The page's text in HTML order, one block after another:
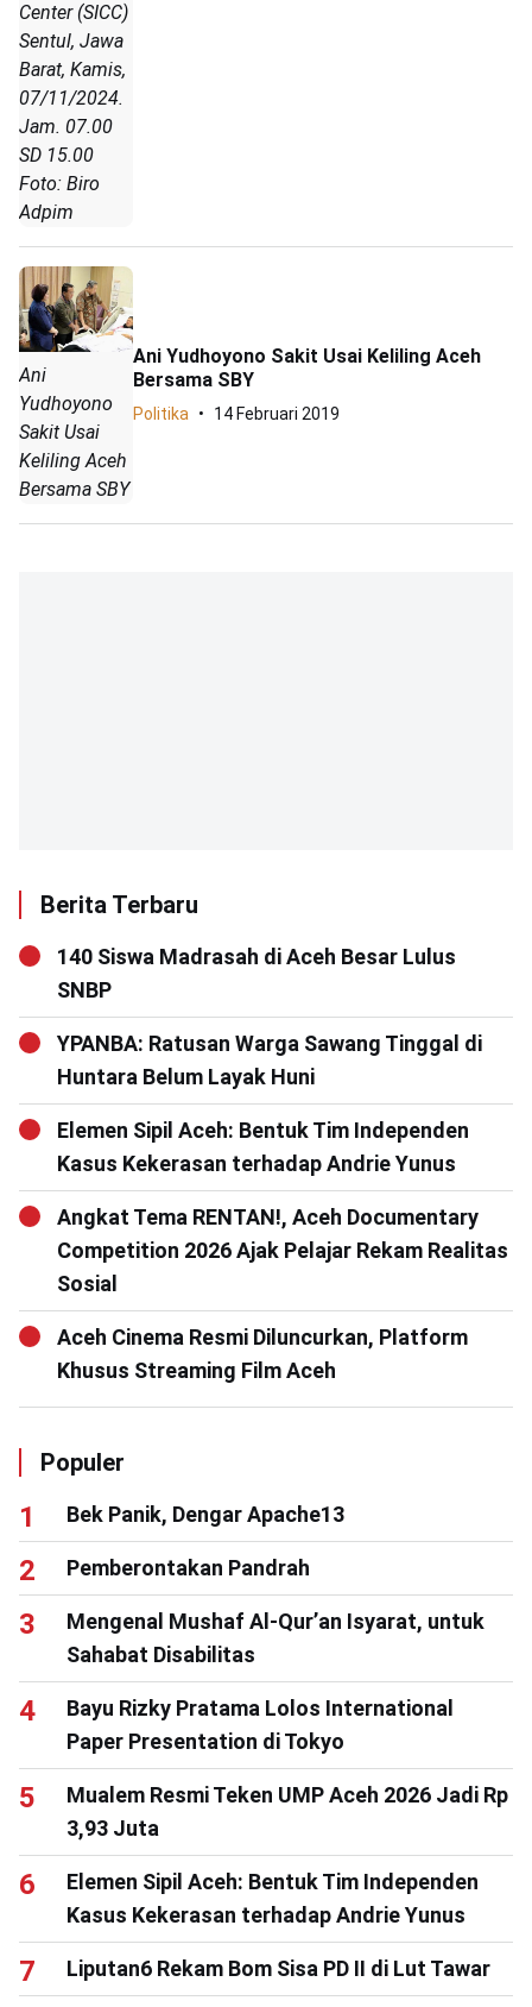
Center (SICC)
Sentul, Jawa
Barat, Kamis,
07/11/2024.
Jam. 07.00
SD 15.00
Foto: Biro
Adpim
Ani
Yudhoyono
Sakit Usai
Keliling Aceh
Bersama SBY
Ani Yudhoyono Sakit Usai Keliling Aceh
Bersama SBY
Politika 14 Februari 2019
Berita Terbaru
140 Siswa Madrasah di Aceh Besar Lulus
SNBP
YPANBA: Ratusan Warga Sawang Tinggal di
Huntara Belum Layak Huni
Elemen Sipil Aceh: Bentuk Tim Independen
Kasus Kekerasan terhadap Andrie Yunus
Angkat Tema RENTAN!, Aceh Documentary
Competition 2026 Ajak Pelajar Rekam Realitas
Sosial
Aceh Cinema Resmi Diluncurkan, Platform
Khusus Streaming Film Aceh
Populer
Bek Panik, Dengar Apache13
Pemberontakan Pandrah
Mengenal Mushaf Al-Qur’an Isyarat, untuk
Sahabat Disabilitas
Bayu Rizky Pratama Lolos International
Paper Presentation di Tokyo
Mualem Resmi Teken UMP Aceh 2026 Jadi Rp
3,93 Juta
Elemen Sipil Aceh: Bentuk Tim Independen
Kasus Kekerasan terhadap Andrie Yunus
Liputan6 Rekam Bom Sisa PD II di Lut Tawar